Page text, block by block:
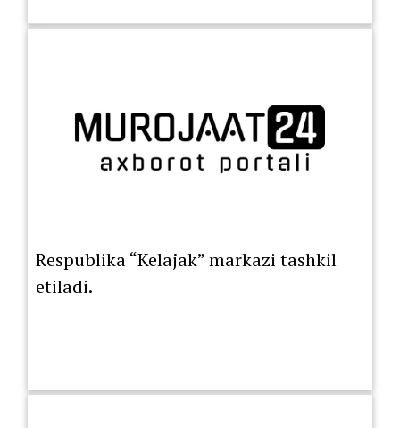
Respublika “Kelajak” markazi tashkil
etiladi.